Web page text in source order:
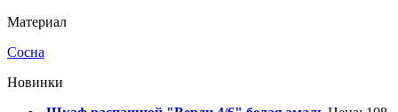
Материал
Сосна
Новинки